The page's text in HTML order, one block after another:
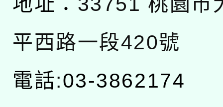
平西路一段420號
電話:03-3862174